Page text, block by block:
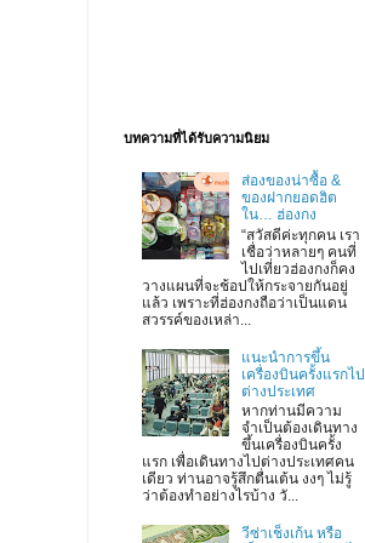
บทความที่ได้รับความนิยม
ส่องของน่าซื้อ &
ของฝากยอดฮิต
ใน… ฮ่องกง
“สวัสดีค่ะทุกคน เรา
เชื่อว่าหลายๆ คนที่
ไปเที่ยวฮ่องกงก็คง
วางแผนที่จะช้อปให้กระจายกันอยู่
แล้ว เพราะที่ฮ่องกงถือว่าเป็นแดน
สวรรค์ของเหล่า...
แนะนำการขึ้น
เครื่องบินครั้งแรกไป
ต่างประเทศ
หากท่านมีความ
จำเป็นต้องเดินทาง
ขึ้นเครื่องบินครั้ง
แรก เพื่อเดินทางไปต่างประเทศคน
เดียว ท่านอาจรู้สึกตื่นเต้น งงๆ ไม่รู้
ว่าต้องทำอย่างไรบ้าง วั...
วีซ่าเช็งเก้น หรือ